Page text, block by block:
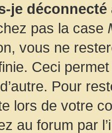
je
pas la case
vous ne
Ceci
Pour
lors de votre
au forum par